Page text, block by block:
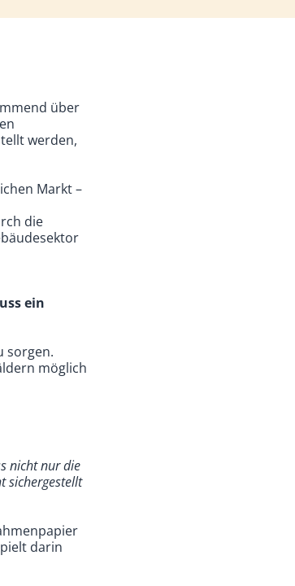
über
werden,
Markt –
die
ein
sorgen.
möglich
nicht nur die
sichergestellt
darin